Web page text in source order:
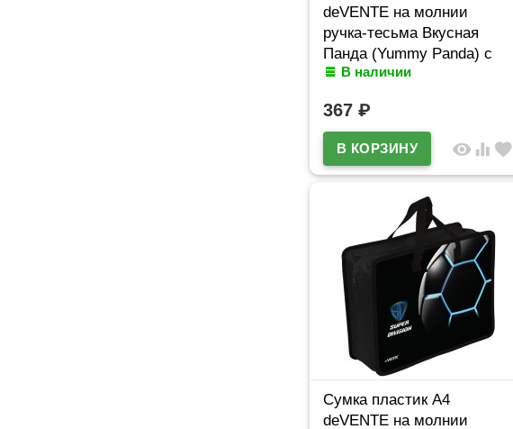
deVENTE на молнии
ручка-тесьма Вкусная
Панда (Yummy Panda) с
расширением арт.8057502
В наличии
367 ₽
visibility equalizer favorite
Сумка пластик А4
deVENTE на молнии